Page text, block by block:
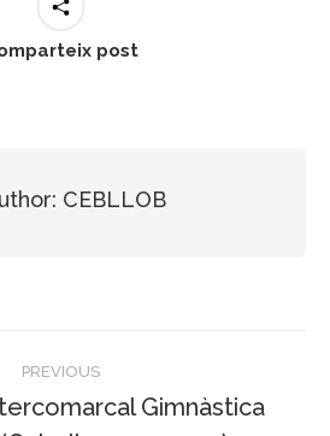
post
CEBLLOB
PREVIOUS
Gimnàstica